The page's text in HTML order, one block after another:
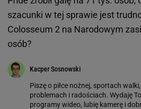
szacunki w tej sprawie jest
Colosseum 2 na Narodowym
osób?
Kacper Sosnowski
Piszę o piłce nożnej, sportach
problemach i radościach. Wydaję
programy wideo, lubię kamerę i